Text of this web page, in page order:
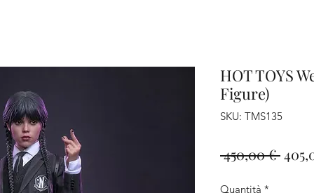
HOT TOYS
Figure)
SKU: TMS135
450,00 €
Quantità *